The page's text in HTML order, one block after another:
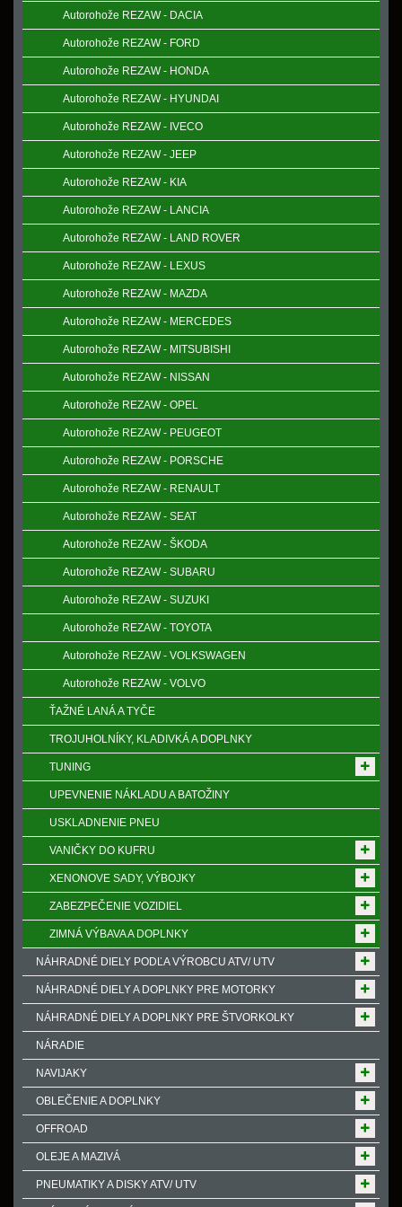
Autorohože REZAW - DACIA
Autorohože REZAW - FORD
Autorohože REZAW - HONDA
Autorohože REZAW - HYUNDAI
Autorohože REZAW - IVECO
Autorohože REZAW - JEEP
Autorohože REZAW - KIA
Autorohože REZAW - LANCIA
Autorohože REZAW - LAND ROVER
Autorohože REZAW - LEXUS
Autorohože REZAW - MAZDA
Autorohože REZAW - MERCEDES
Autorohože REZAW - MITSUBISHI
Autorohože REZAW - NISSAN
Autorohože REZAW - OPEL
Autorohože REZAW - PEUGEOT
Autorohože REZAW - PORSCHE
Autorohože REZAW - RENAULT
Autorohože REZAW - SEAT
Autorohože REZAW - ŠKODA
Autorohože REZAW - SUBARU
Autorohože REZAW - SUZUKI
Autorohože REZAW - TOYOTA
Autorohože REZAW - VOLKSWAGEN
Autorohože REZAW - VOLVO
ŤAŽNÉ LANÁ A TYČE
TROJUHOLNÍKY, KLADIVKÁ A DOPLNKY
TUNING
UPEVNENIE NÁKLADU A BATOŽINY
USKLADNENIE PNEU
VANIČKY DO KUFRU
XENONOVE SADY, VÝBOJKY
ZABEZPEČENIE VOZIDIEL
ZIMNÁ VÝBAVA A DOPLNKY
NÁHRADNÉ DIELY PODĽA VÝROBCU ATV/ UTV
NÁHRADNÉ DIELY A DOPLNKY PRE MOTORKY
NÁHRADNÉ DIELY A DOPLNKY PRE ŠTVORKOLKY
NÁRADIE
NAVIJAKY
OBLEČENIE A DOPLNKY
OFFROAD
OLEJE A MAZIVÁ
PNEUMATIKY A DISKY ATV/ UTV